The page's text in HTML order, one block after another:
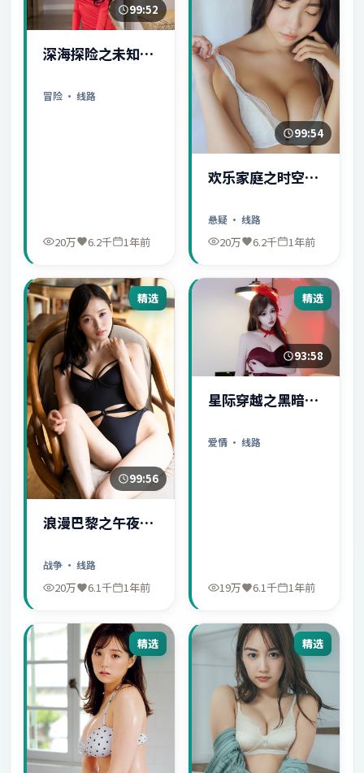
99:52
深海探险之未知世
冒险 · 线路
20万 6.2千 1年前
99:54
欢乐家庭之时空守
悬疑 · 线路
20万 6.2千 1年前
精选
99:56
浪漫巴黎之午夜惊
战争 · 线路
20万 6.1千 1年前
精选
93:58
星际穿越之黑暗秘
爱情 · 线路
19万 6.1千 1年前
精选 精选